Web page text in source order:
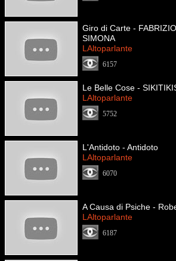
Giro di Carte -
SIMONA
LAltoparlante
6157
Le Belle Cose -
LAltoparlante
5752
L'Antidoto - Antidoto
LAltoparlante
6070
A Causa di Psiche -
LAltoparlante
6187